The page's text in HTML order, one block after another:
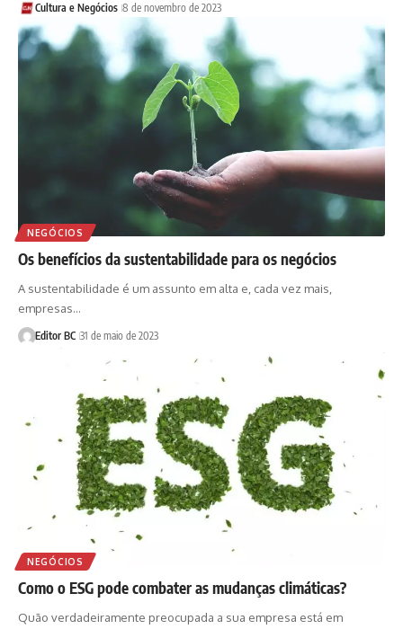
Cultura e Negócios 8 de novembro de 2023
NEGÓCIOS
Os benefícios da sustentabilidade para os negócios
A sustentabilidade é um assunto em alta e, cada vez mais,
empresas…
Editor BC 31 de maio de 2023
NEGÓCIOS
Como o ESG pode combater as mudanças climáticas?
Quão verdadeiramente preocupada a sua empresa está em